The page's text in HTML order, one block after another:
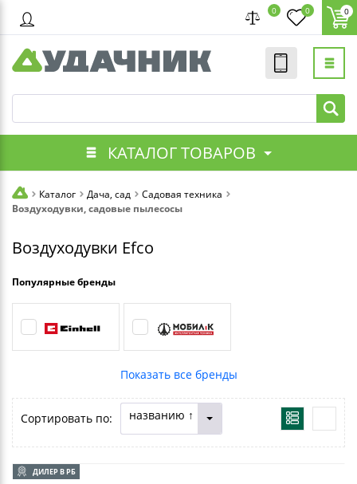
0 0 0
КАТАЛОГ ТОВАРОВ
Каталог Дача, сад
Садовая техника
Воздуходувки, садовые пылесосы
Воздуходувки Efco
Популярные бренды
Сортировать по: названию ↑
ДИЛЕР В РБ